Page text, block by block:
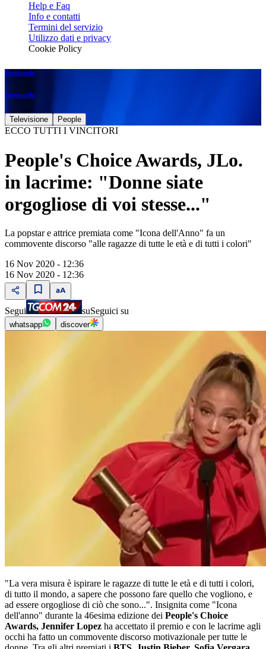
Help e Faq
Info e contatti
Termini del servizio
Utilizzo dati e privacy
Cookie Policy
Spettacolo
Spettacolo
Televisione People
ECCO TUTTI I VINCITORI
People's Choice Awards, JLo.
in lacrime: "Donne siate
orgogliose di voi stesse..."
La popstar e attrice premiata come "Icona dell'Anno" fa un
commovente discorso "alle ragazze di tutte le età e di tutti i colori"
16 Nov 2020 - 12:36
16 Nov 2020 - 12:36
Segui suSeguici su
whatsapp discover
"La vera misura è ispirare le ragazze di tutte le età e di tutti i colori,
di tutto il mondo, a sapere che possono fare quello che vogliono, e
ad essere orgogliose di ciò che sono...". Insignita come "Icona
dell'anno" durante la 46esima edizione dei People's Choice
Awards, Jennifer Lopez ha accettato il premio e con le lacrime agli
occhi ha fatto un commovente discorso motivazionale per tutte le